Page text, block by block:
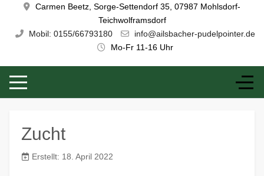
Carmen Beetz, Sorge-Settendorf 35, 07987 Mohlsdorf-
Teichwolframsdorf
Mobil: 0155/66793180
info@ailsbacher-pudelpointer.de
Mo-Fr 11-16 Uhr
Zucht
Erstellt: 18. April 2022